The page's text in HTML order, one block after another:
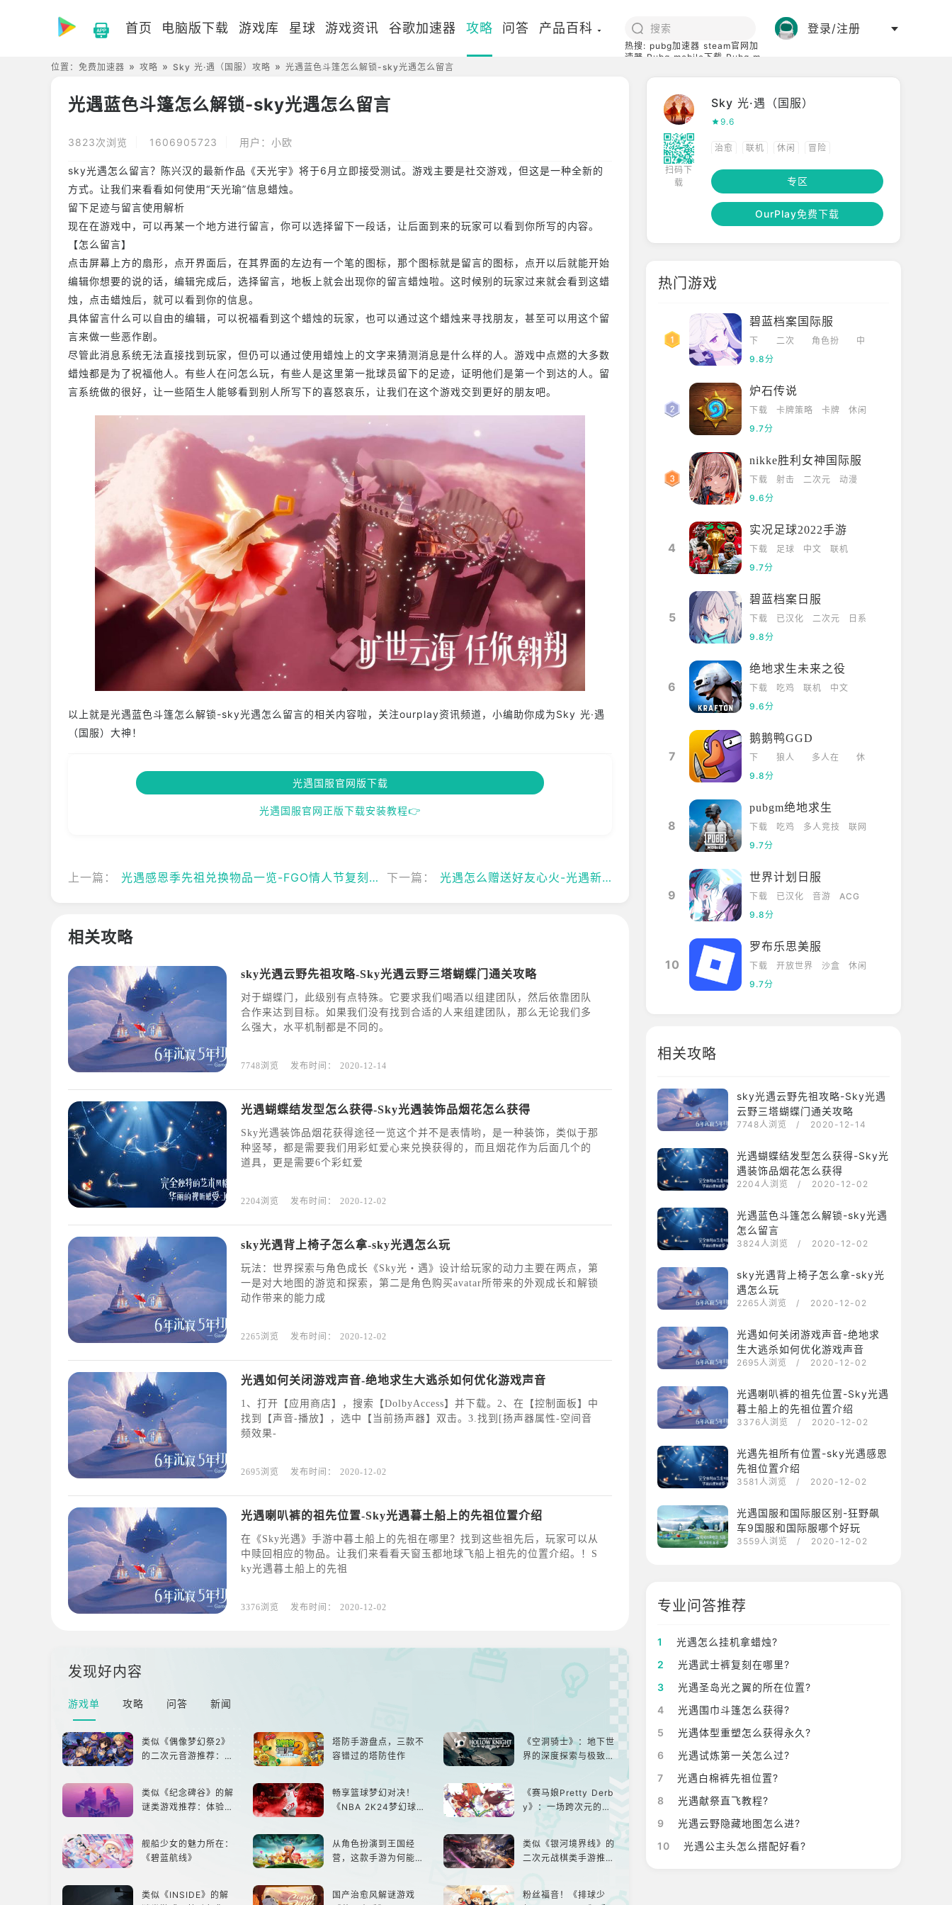
首页 电脑版下载 游戏库 星球 游戏资讯 谷歌加速器 攻略 问答 产品百科
热搜: pubg加速器 steam官网加
速器 Pubg mobile下载 Pubg m
登录/注册
位置： 免费加速器 攻略 Sky 光·遇（国服）攻略 光遇蓝色斗篷怎么解锁-sky光遇怎么留言
光遇蓝色斗篷怎么解锁-sky光遇怎么留言
3823次浏览 1606905723 用户：小欧
sky光遇怎么留言？陈兴汉的最新作品《天光宇》将于6月立即接受测试。游戏主要是社交游戏，但这是一种全新的
方式。让我们来看看如何使用“天光瑜”信息蜡烛。
留下足迹与留言使用解析
现在在游戏中，可以再某一个地方进行留言，你可以选择留下一段话，让后面到来的玩家可以看到你所写的内容。
【怎么留言】
点击屏幕上方的扇形，点开界面后，在其界面的左边有一个笔的图标，那个图标就是留言的图标，点开以后就能开始
编辑你想要的说的话， 编辑完成后，选择留言，地板上就会出现你的留言蜡烛啦。这时候别的玩家过来就会看到这蜡
烛，点击蜡烛后，就可以看到你的信息。
具体留言什么可以自由的编辑，可以祝福看到这个蜡烛的玩家，也可以通过这个蜡烛来寻找朋友，甚至可以用这个留
言来做一些恶作剧。
尽管此消息系统无法直接找到玩家，但仍可以通过使用蜡烛上的文字来猜测消息是什么样的人。游戏中点燃的大多数
蜡烛都是为了祝福他人。有些人在问怎么玩，有些人是这里第一批球员留下的足迹，证明他们是第一个到达的人。留
言系统做的很好，让一些陌生人能够看到别人所写下的喜怒哀乐，让我们在这个游戏交到更好的朋友吧。
以上就是光遇蓝色斗篷怎么解锁-sky光遇怎么留言的相关内容啦，关注ourplay资讯频道，小编助你成为Sky 光·遇
（国服）大神！
光遇国服官网版下载
光遇国服官网正版下载安装教程👉
上一篇： 光遇感恩季先祖兑换物品一览-FGO情人节复刻兑换物品一览 下一篇： 光遇怎么赠送好友心火-光遇新手怎么玩
相关攻略
sky光遇云野先祖攻略-Sky光遇云野三塔蝴蝶门通关攻略
对于蝴蝶门，此级别有点特殊。它要求我们喝酒以组建团队，然后依靠团队
合作来达到目标。如果我们没有找到合适的人来组建团队，那么无论我们多
么强大，水平机制都是不同的。
7748浏览 发布时间： 2020-12-14
光遇蝴蝶结发型怎么获得-Sky光遇装饰品烟花怎么获得
Sky光遇装饰品烟花获得途径一览这个并不是表情哟，是一种装饰，类似于那
种竖琴，都是需要我们用彩虹爱心来兑换获得的，而且烟花作为后面几个的
道具，更是需要6个彩虹爱
2204浏览 发布时间： 2020-12-02
sky光遇背上椅子怎么拿-sky光遇怎么玩
玩法：世界探索与角色成长《Sky光・遇》设计给玩家的动力主要在两点，第
一是对大地图的游览和探索，第二是角色购买avatar所带来的外观成长和解锁
动作带来的能力成
2265浏览 发布时间： 2020-12-02
光遇如何关闭游戏声音-绝地求生大逃杀如何优化游戏声音
1、打开【应用商店】，搜索【DolbyAccess】并下载。2、在【控制面板】中
找到【声音-播放】，选中【当前扬声器】双击。3.找到[扬声器属性-空间音
频效果-
2695浏览 发布时间： 2020-12-02
光遇喇叭裤的祖先位置-Sky光遇暮土船上的先祖位置介绍
在《Sky光遇》手游中暮土船上的先祖在哪里？找到这些祖先后，玩家可以从
中赎回相应的物品。让我们来看看天窗玉都地球飞船上祖先的位置介绍。！S
ky光遇暮土船上的先祖
3376浏览 发布时间： 2020-12-02
发现好内容
游戏单 攻略 问答 新闻
类似《偶像梦幻祭2》
的二次元音游推荐：完
塔防手游盘点，三款不
容错过的塔防佳作
《空洞骑士》：地下世
界的深度探索与极致冒
类似《纪念碑谷》的解
谜类游戏推荐：体验沉
畅享篮球梦幻对决！
《NBA 2K24梦幻球
《赛马娘Pretty Derb
y》：一场跨次元的竞
舰船少女的魅力所在：
《碧蓝航线》
从角色扮演到王国经
营，这款手游为何能俘
类似《银河境界线》的
二次元战棋类手游推
类似《INSIDE》的解
国产治愈风解谜游戏
粉丝福音！《排球少
扫码下
载
Sky 光·遇（国服）
9.6
治愈 联机 休闲 冒险
高自由度 高画质 3D
模拟飞行 独立 艺术
专区
OurPlay免费下载
热门游戏
碧蓝档案国际服
下
载
二次
角色扮
中
9.8分
炉石传说
下载 卡牌策略 卡牌
休闲
9.7分
nikke胜利女神国际服
下载 射击 二次元
动漫
9.6分
4
实况足球2022手游
下载 足球 中文
联机
9.7分
5
碧蓝档案日服
下载 已汉化 二次元
日系
9.8分
6
绝地求生未来之役
下载 吃鸡 联机
中文
9.6分
7
鹅鹅鸭GGD
下
载
狼人
多人在
休
9.8分
8
pubgm绝地求生
下载 吃鸡 多人竞技
联网
9.7分
9
世界计划日服
下载 已汉化 音游
ACG
9.8分
10
罗布乐思美服
下载 开放世界 沙盒
休闲
9.7分
相关攻略
sky光遇云野先祖攻略-Sky光遇
云野三塔蝴蝶门通关攻略
7748人浏览 / 2020-12-14
光遇蝴蝶结发型怎么获得-Sky光
遇装饰品烟花怎么获得
2204人浏览 / 2020-12-02
光遇蓝色斗篷怎么解锁-sky光遇
怎么留言
3824人浏览 / 2020-12-02
sky光遇背上椅子怎么拿-sky光
遇怎么玩
2265人浏览 / 2020-12-02
光遇如何关闭游戏声音-绝地求
生大逃杀如何优化游戏声音
2695人浏览 / 2020-12-02
光遇喇叭裤的祖先位置-Sky光遇
暮土船上的先祖位置介绍
3376人浏览 / 2020-12-02
光遇先祖所有位置-sky光遇感恩
先祖位置介绍
3581人浏览 / 2020-12-02
光遇国服和国际服区别-狂野飙
车9国服和国际服哪个好玩
3559人浏览 / 2020-12-02
专业问答推荐
1
光遇怎么挂机拿蜡烛?
2
光遇武士裤复刻在哪里?
3
光遇圣岛光之翼的所在位置?
4
光遇围巾斗篷怎么获得?
5
光遇体型重塑怎么获得永久?
6
光遇试炼第一关怎么过?
7
光遇白棉裤先祖位置?
8
光遇献祭直飞教程?
9
光遇云野隐藏地图怎么进?
10
光遇公主头怎么搭配好看?